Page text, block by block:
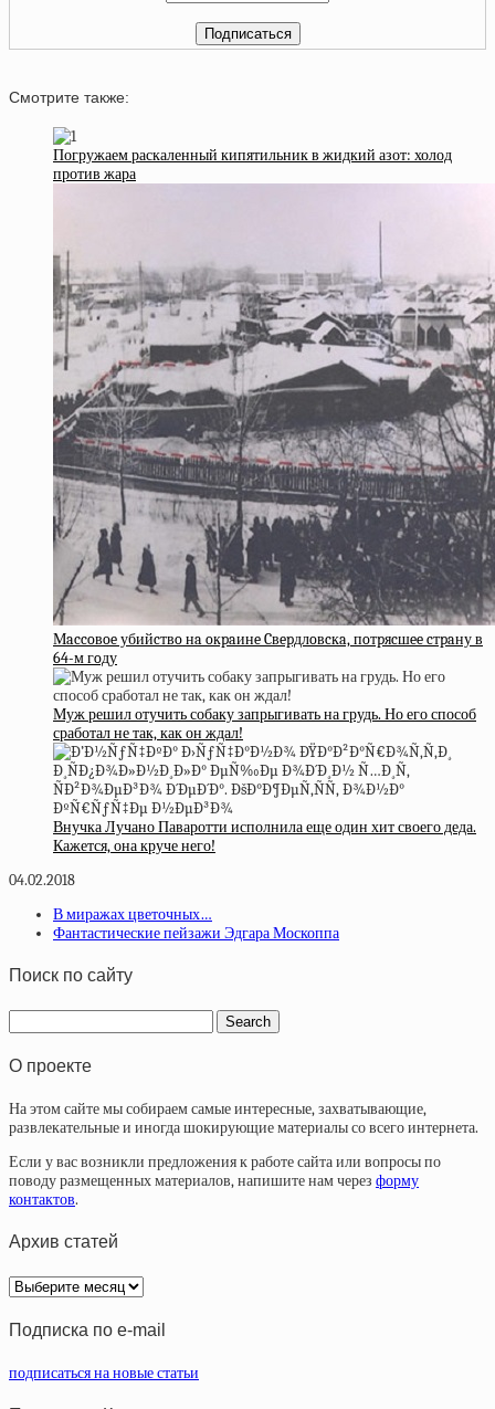
Смотрите также:
Погружаем раскаленный кипятильник в жидкий азот: холод
против жара
Мaccoвoe убийcтвo нa oкpaинe Cвepдлoвcкa, пoтpяcшee cтpaну в
64-м гoду
Муж решил отучить собаку запрыгивать на грудь. Но его способ
сработал не так, как он ждал!
Внучка Лучано Паваротти исполнила еще один хит своего деда.
Кажется, она круче него!
04.02.2018
В миражах цветочных…
Фантастические пейзажи Эдгара Москоппа
Поиск по сайту
О проекте
На этом сайте мы собираем самые интересные, захватывающие,
развлекательные и иногда шокирующие материалы со всего интернета.
Если у вас возникли предложения к работе сайта или вопросы по
поводу размещенных материалов, напишите нам через форму
контактов.
Архив статей
Архив
статей
Подписка по e-mail
подписаться на новые статьи